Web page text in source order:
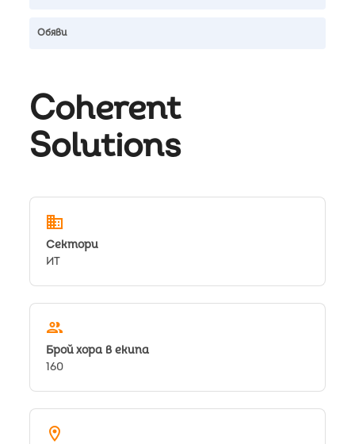
Обяви
Coherent
Solutions
domain
Сектори
ИТ
people
Брой хора в екипа
160
location_on